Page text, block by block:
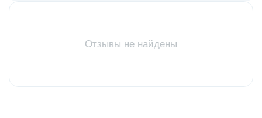
Отзывы не найдены